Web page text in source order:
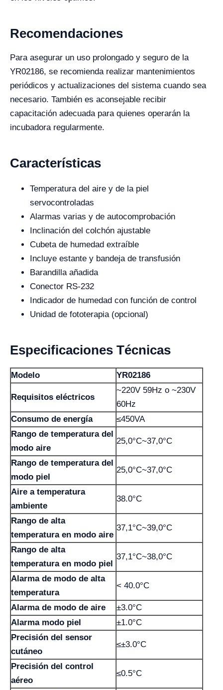
Recomendaciones
Para asegurar un uso prolongado y seguro de la
YR02186, se recomienda realizar mantenimientos
periódicos y actualizaciones del sistema cuando sea
necesario. También es aconsejable recibir
capacitación adecuada para quienes operarán la
incubadora regularmente.
Características
Temperatura del aire y de la piel
servocontroladas
Alarmas varias y de autocomprobación
Inclinación del colchón ajustable
Cubeta de humedad extraíble
Incluye estante y bandeja de transfusión
Barandilla añadida
Conector RS-232
Indicador de humedad con función de control
Unidad de fototerapia (opcional)
Especificaciones Técnicas
Modelo YR02186
Requisitos eléctricos
~220V 59Hz o ~230V
60Hz
Consumo de energía
≤450VA
Rango de temperatura del
modo aire
25,0°С~37,0°C
Rango de temperatura del
modo piel
25,0°C~37,0°C
Aire a temperatura
ambiente
38.0°C
Rango de alta
temperatura en modo aire
37,1°C~39,0°C
Rango de alta
temperatura en modo piel
37,1°C~38,0°C
Alarma de modo de alta
temperatura
< 40.0°C
Alarma de modo de aire
±3.0°C
Alarma modo piel
±1.0°C
Precisión del sensor
cutáneo
≤±3.0°C
Precisión del control
aéreo
≤0.5°C